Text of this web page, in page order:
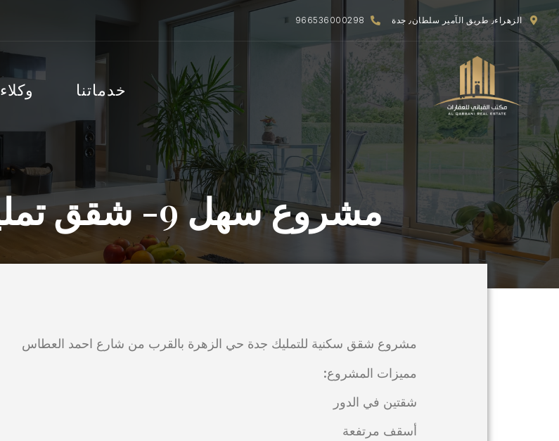
الزهراء٫ طريق الآمير سلطان٫ جدة 966536000298
خدماتنا وكلاء
مشروع سهل 9- شقق تمليك حي الزهرة
مشروع شقق سكنية للتمليك جدة حي الزهرة بالقرب من شارع احمد العطاس
مميزات المشروع:
شقتين في الدور
أسقف مرتفعة